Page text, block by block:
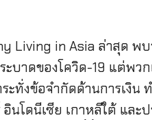
Living in Asia ล่าสุด พ
บาดของโควิด-19 แต่พวก
ะทั่งข้อจำกัดด้านการเงิน
อินโดนีเซีย เกาหลีใต้ แ